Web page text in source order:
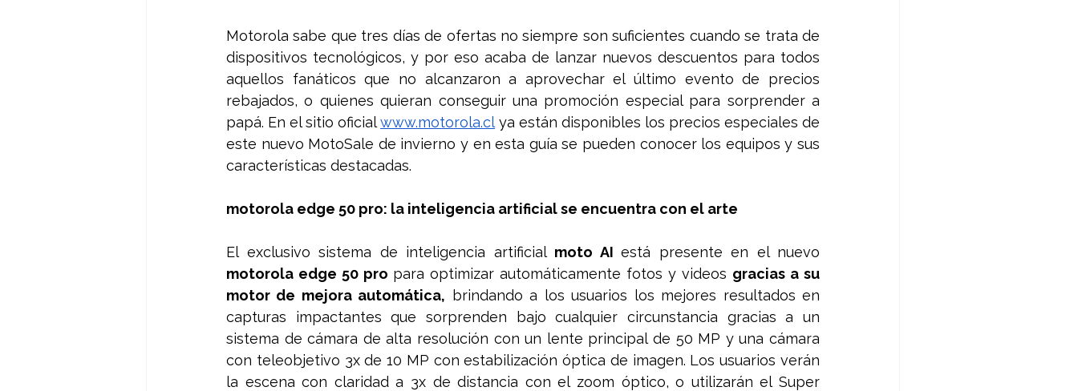
Motorola sabe que tres días de ofertas no siempre son suficientes cuando se trata de
dispositivos tecnológicos, y por eso acaba de lanzar nuevos descuentos para todos
aquellos fanáticos que no alcanzaron a aprovechar el último evento de precios
rebajados, o quienes quieran conseguir una promoción especial para sorprender a
papá. En el sitio oficial www.motorola.cl ya están disponibles los precios especiales de
este nuevo MotoSale de invierno y en esta guía se pueden conocer los equipos y sus
características destacadas.
motorola edge 50 pro: la inteligencia artificial se encuentra con el arte
El exclusivo sistema de inteligencia artificial moto AI
motorola edge 50 pro para optimizar automáticamente fotos y videos gracias a su
motor de mejora automática, brindando a los usuarios los mejores resultados en
capturas impactantes que sorprenden bajo cualquier circunstancia gracias a un
sistema de cámara de alta resolución con un lente principal de 50 MP y una cámara
con teleobjetivo 3x de 10 MP con estabilización óptica de imagen. Los usuarios verán
la escena con claridad a 3x de distancia con el zoom óptico, o utilizarán el Super